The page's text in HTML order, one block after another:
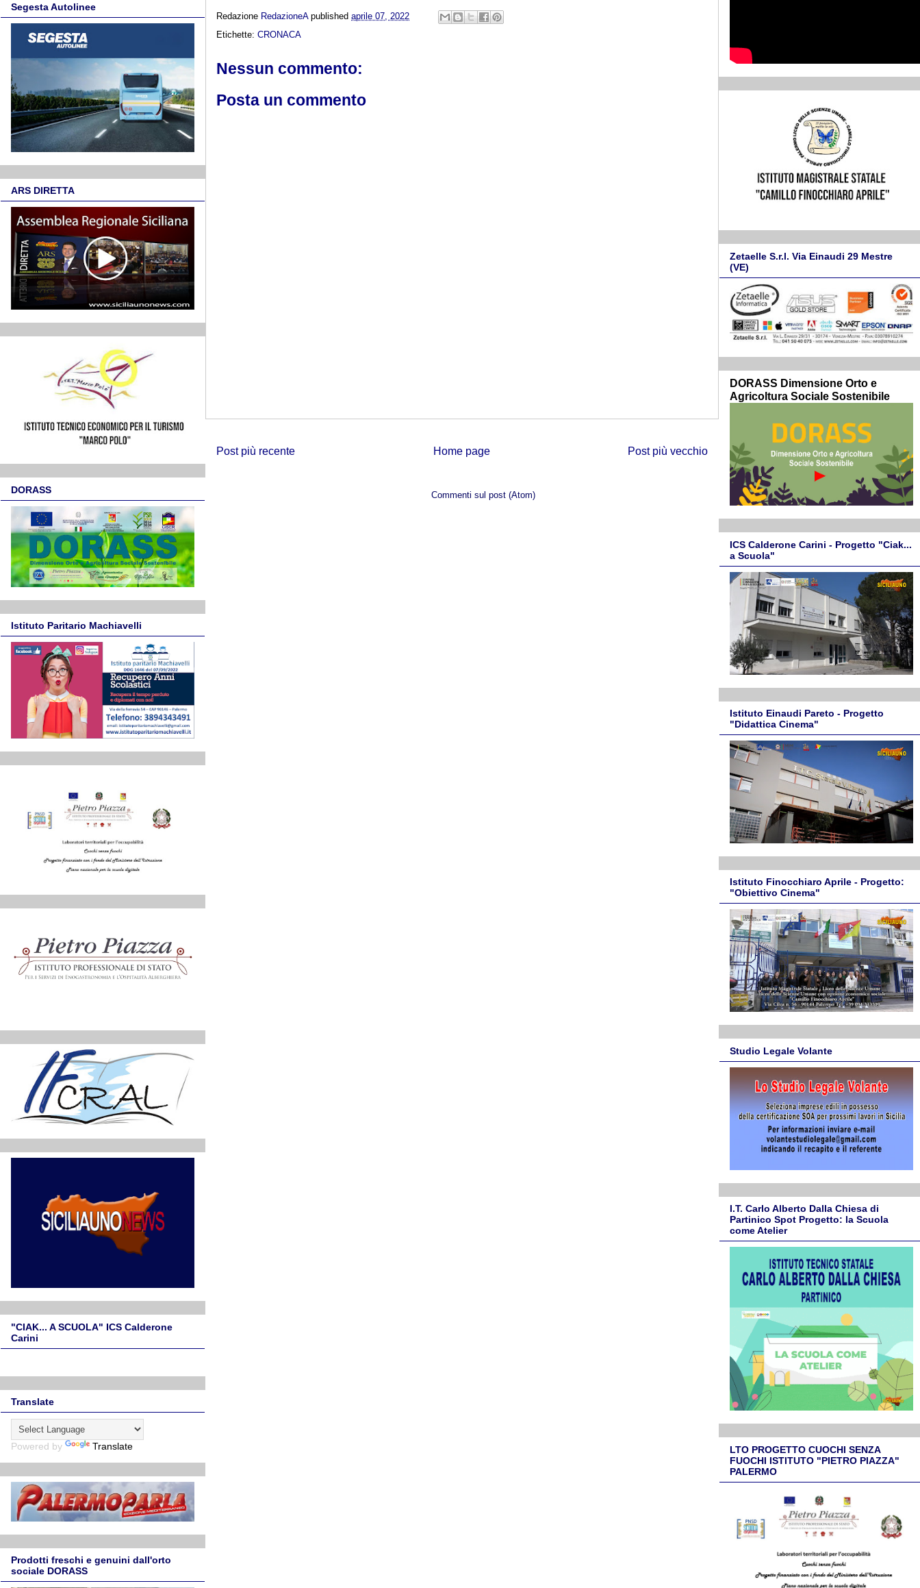
Redazione RedazioneA published aprile 07, 2022
Etichette: CRONACA
Nessun commento:
Posta un commento
Post più recente Post più vecchio
Home page
Commenti sul post (Atom)
Segesta Autolinee
ARS DIRETTA
DORASS
Istituto Paritario Machiavelli
"CIAK... A SCUOLA" ICS Calderone
Carini
Translate
Powered by Translate
Prodotti freschi e genuini dall'orto
sociale DORASS
Zetaelle S.r.l. Via Einaudi 29 Mestre
(VE)
DORASS Dimensione Orto e
Agricoltura Sociale Sostenibile
ICS Calderone Carini - Progetto "Ciak...
a Scuola"
Istituto Einaudi Pareto - Progetto
"Didattica Cinema"
Istituto Finocchiaro Aprile - Progetto:
"Obiettivo Cinema"
Studio Legale Volante
I.T. Carlo Alberto Dalla Chiesa di
Partinico Spot Progetto: la Scuola
come Atelier
LTO PROGETTO CUOCHI SENZA
FUOCHI ISTITUTO "PIETRO PIAZZA"
PALERMO